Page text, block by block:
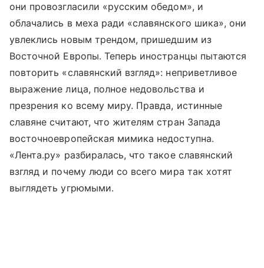
они провозгласили «русским обедом», и
облачались в меха ради «славянского шика», они
увлеклись новым трендом, пришедшим из
Восточной Европы. Теперь иностранцы пытаются
повторить «славянский взгляд»: неприветливое
выражение лица, полное недовольства и
презрения ко всему миру. Правда, истинные
славяне считают, что жителям стран Запада
восточноевропейская мимика недоступна.
«Лента.ру» разбиралась, что такое славянский
взгляд и почему люди со всего мира так хотят
выглядеть угрюмыми.